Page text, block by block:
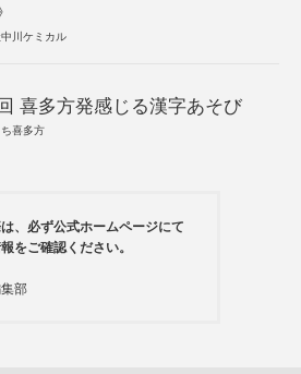
川ケミカル
喜多方発感じる漢字あそび
喜多方
、必ず公式ホームページにて
をご確認ください。
集部